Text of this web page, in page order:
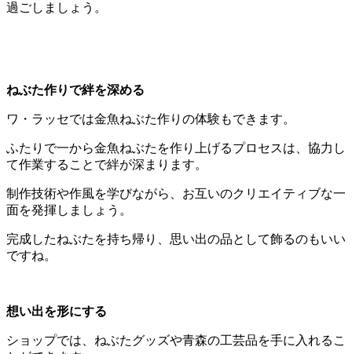
過ごしましょう。
ねぶた作りで絆を深める
ワ・ラッセでは金魚ねぶた作りの体験もできます。
ふたりで一から金魚ねぶたを作り上げるプロセスは、協力し
て作業することで絆が深まります。
制作技術や作風を学びながら、お互いのクリエイティブな一
面を発揮しましょう。
完成したねぶたを持ち帰り、思い出の品として飾るのもいい
ですね。
想い出を形にする
ショップでは、ねぶたグッズや青森の工芸品を手に入れるこ